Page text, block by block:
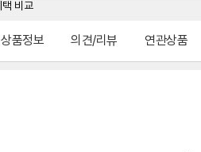
상품정보 의견/리뷰 연관상품